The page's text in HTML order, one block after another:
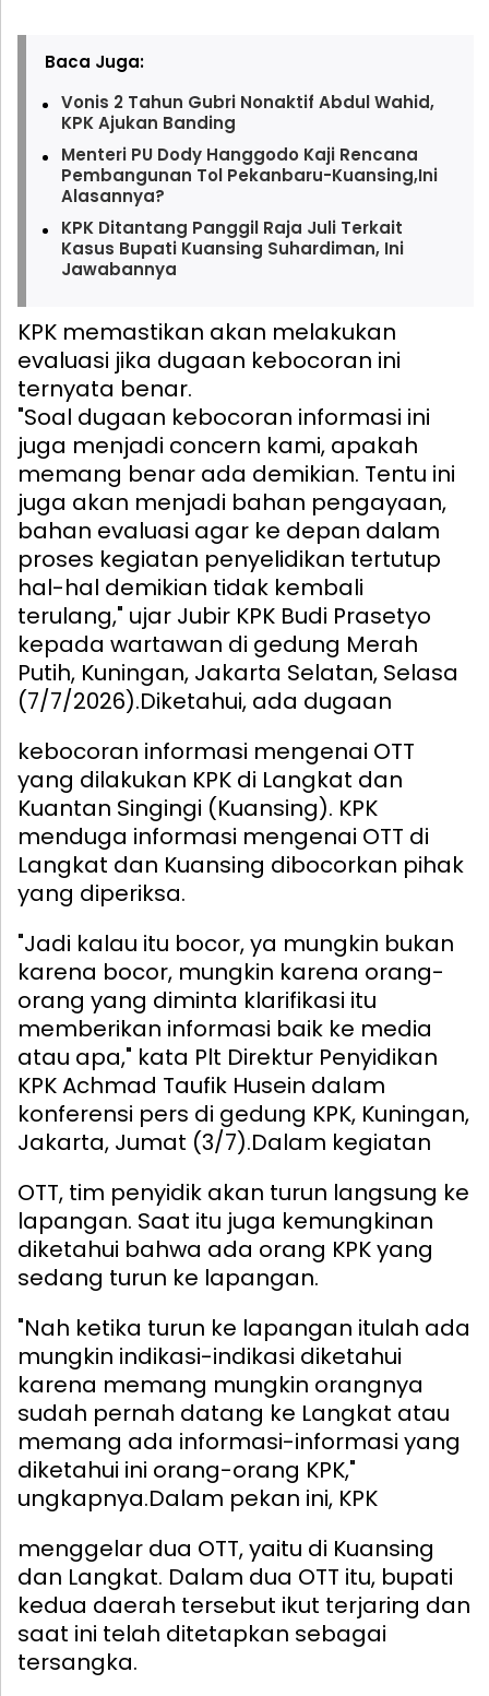
Baca Juga:
Vonis 2 Tahun Gubri Nonaktif Abdul Wahid,
KPK Ajukan Banding
Menteri PU Dody Hanggodo Kaji Rencana
Pembangunan Tol Pekanbaru-Kuansing,Ini
Alasannya?
KPK Ditantang Panggil Raja Juli Terkait
Kasus Bupati Kuansing Suhardiman, Ini
Jawabannya
KPK memastikan akan melakukan
evaluasi jika dugaan kebocoran ini
ternyata benar.
"Soal dugaan kebocoran informasi ini
juga menjadi concern kami, apakah
memang benar ada demikian. Tentu ini
juga akan menjadi bahan pengayaan,
bahan evaluasi agar ke depan dalam
proses kegiatan penyelidikan tertutup
hal-hal demikian tidak kembali
terulang," ujar Jubir KPK Budi Prasetyo
kepada wartawan di gedung Merah
Putih, Kuningan, Jakarta Selatan, Selasa
(7/7/2026).Diketahui, ada dugaan
kebocoran informasi mengenai OTT
yang dilakukan KPK di Langkat dan
Kuantan Singingi (Kuansing). KPK
menduga informasi mengenai OTT di
Langkat dan Kuansing dibocorkan pihak
yang diperiksa.
"Jadi kalau itu bocor, ya mungkin bukan
karena bocor, mungkin karena orang-
orang yang diminta klarifikasi itu
memberikan informasi baik ke media
atau apa," kata Plt Direktur Penyidikan
KPK Achmad Taufik Husein dalam
konferensi pers di gedung KPK, Kuningan,
Jakarta, Jumat (3/7).Dalam kegiatan
OTT, tim penyidik akan turun langsung ke
lapangan. Saat itu juga kemungkinan
diketahui bahwa ada orang KPK yang
sedang turun ke lapangan.
"Nah ketika turun ke lapangan itulah ada
mungkin indikasi-indikasi diketahui
karena memang mungkin orangnya
sudah pernah datang ke Langkat atau
memang ada informasi-informasi yang
diketahui ini orang-orang KPK,"
ungkapnya.Dalam pekan ini, KPK
menggelar dua OTT, yaitu di Kuansing
dan Langkat. Dalam dua OTT itu, bupati
kedua daerah tersebut ikut terjaring dan
saat ini telah ditetapkan sebagai
tersangka.